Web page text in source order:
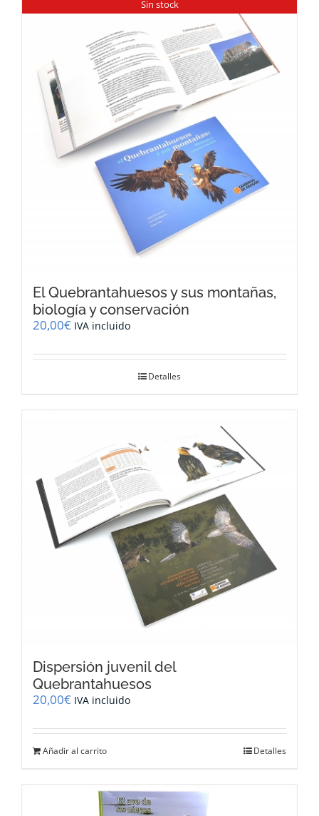
Sin stock
El Quebrantahuesos y sus montañas,
biología y conservación
20,00€ IVA incluido
Detalles
Dispersión juvenil del
Quebrantahuesos
20,00€ IVA incluido
Añadir al carrito Detalles